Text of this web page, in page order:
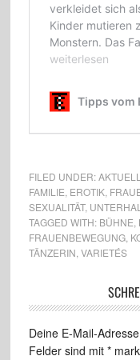
FILED UNDER:AKTUELL
FAMILIE EROTIK,
SEXUALITÄT,
TAGGED WITH: BÜHNE
FRAUENBEWEGUNG,
TÄNZERIN VARIETÉS
Deine E-Mail-
Felder sind mit *